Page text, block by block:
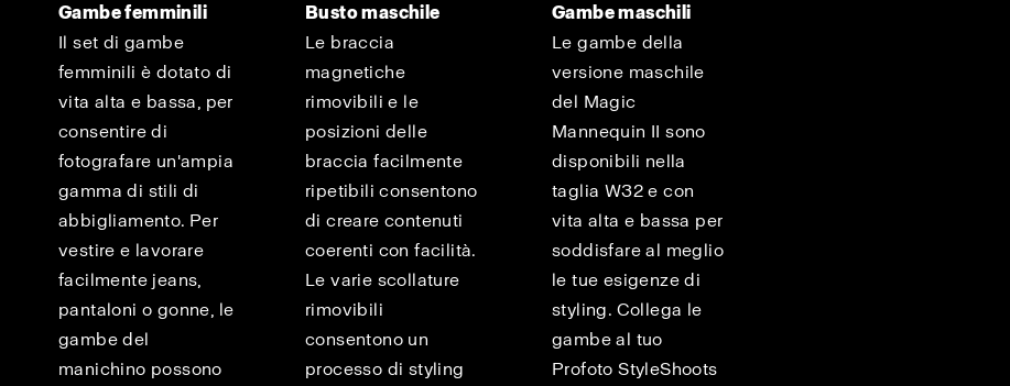
Gambe femminili
Il set di gambe
femminili è dotato di
vita alta e bassa, per
consentire di
fotografare un'ampia
gamma di stili di
abbigliamento. Per
vestire e lavorare
facilmente jeans,
pantaloni o gonne, le
gambe del
manichino possono
Busto maschile
Le braccia
magnetiche
rimovibili e le
posizioni delle
braccia facilmente
ripetibili consentono
di creare contenuti
coerenti con facilità.
Le varie scollature
rimovibili
consentono un
processo di styling
Gambe maschili
Le gambe della
versione maschile
del Magic
Mannequin II sono
disponibili nella
taglia W32 e con
vita alta e bassa per
soddisfare al meglio
le tue esigenze di
styling. Collega le
gambe al tuo
Profoto StyleShoots